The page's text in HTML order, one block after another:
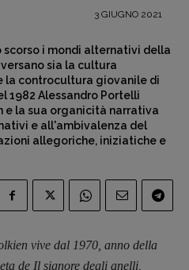
3 GIUGNO 2021
scorso i mondi alternativi della
sia la cultura
la controcultura giovanile di
1982 Alessandro Portelli
e la sua organicità narrativa
e all'ambivalenza del
allegoriche, iniziatiche e
vive dal 1970, anno della
de Il signore degli anelli,